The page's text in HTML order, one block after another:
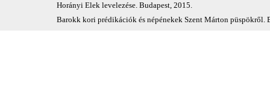
Horányi Elek levelezése. Budapest, 2015.
Barokk kori prédikációk és népénekek Szent Márton püspökről.